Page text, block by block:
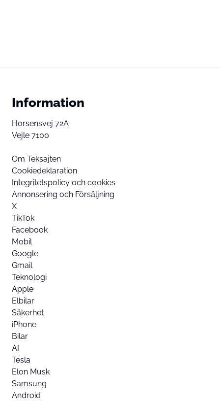
Information
Horsensvej 72A
Vejle 7100
Om Teksajten
Cookiedeklaration
Integritetspolicy och cookies
Annonsering och Försäljning
X
TikTok
Facebook
Mobil
Google
Gmail
Teknologi
Apple
Elbilar
Säkerhet
iPhone
Bilar
AI
Tesla
Elon Musk
Samsung
Android